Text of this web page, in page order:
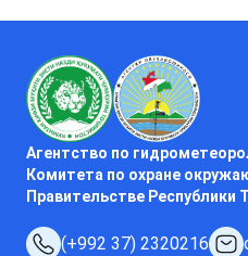
Агентство по
Комитета по охране
Правительстве Республики
(+992 37) 2320216